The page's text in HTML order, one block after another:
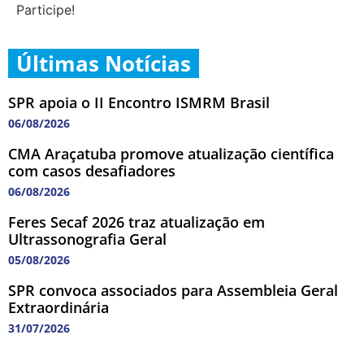
Participe!
Últimas Notícias
SPR apoia o II Encontro ISMRM Brasil
06/08/2026
CMA Araçatuba promove atualização científica
com casos desafiadores
06/08/2026
Feres Secaf 2026 traz atualização em
Ultrassonografia Geral
05/08/2026
SPR convoca associados para Assembleia Geral
Extraordinária
31/07/2026